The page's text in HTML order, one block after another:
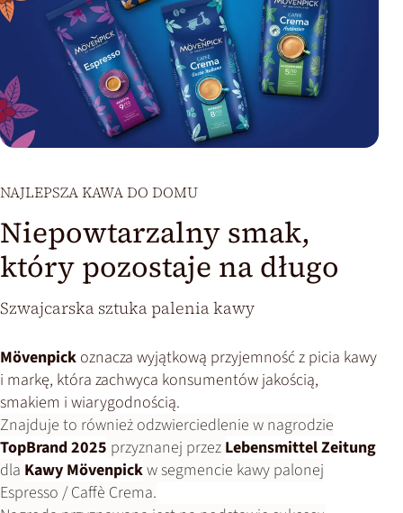
NAJLEPSZA KAWA DO DOMU
Niepowtarzalny smak,
który pozostaje na długo
Szwajcarska sztuka palenia kawy
Mövenpick oznacza wyjątkową przyjemność z picia kawy
i markę, która zachwyca konsumentów jakością,
smakiem i wiarygodnością.
Znajduje to również odzwierciedlenie w nagrodzie
TopBrand 2025 przyznanej przez Lebensmittel Zeitung
dla Kawy Mövenpickw segmencie kawy palonej
Espresso / Caffè Crema.